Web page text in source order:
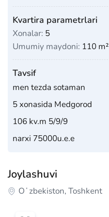
Kvartira parametrlari
Xonalar: 5
Umumiy maydoni: 110 m²
Tavsif
men tezda sotaman
5 xonasida Medgorod
106 kv.m 5/9/9
narxi 75000u.e.e
Joylashuvi
Oʻzbekiston, Toshkent